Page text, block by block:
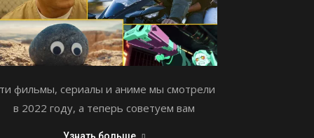
фильмы, сериалы и аниме мы смотрели
в 2022 году, а теперь советуем вам